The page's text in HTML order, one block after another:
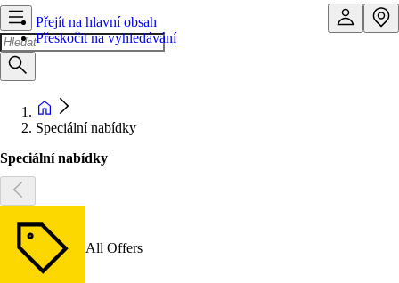
Přejít na hlavní obsah
Přeskočit na vyhledávání
Speciální nabídky
Speciální nabídky
All Offers